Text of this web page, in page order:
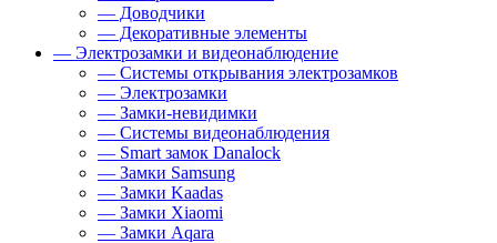
— Доводчики
— Декоративные элементы
— Электрозамки и видеонаблюдение
— Системы открывания электрозамков
— Электрозамки
— Замки-невидимки
— Системы видеонаблюдения
— Smart замок Danalock
— Замки Samsung
— Замки Kaadas
— Замки Xiaomi
— Замки Aqara